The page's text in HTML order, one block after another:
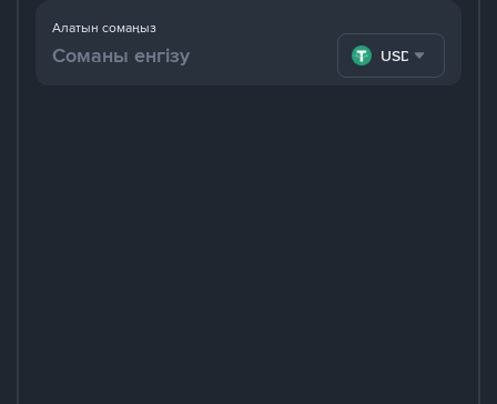
Алатын сомаңыз
USDT